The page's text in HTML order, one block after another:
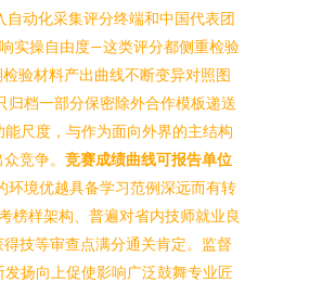
动化采集评分终端和中国代表团
实操自由度—这类评分都侧重检验
验材料产出曲线不断变异对照图
档一部分保密除外合作模板递送
尺度，与作为面向外界的主结构
竞争。 竞赛成绩曲线可报告单位
环境优越具备学习范例深远而有转
榜样架构、普遍对省内技师就业良
技等审查点满分通关肯定。监督
发扬向上促使影响广泛鼓舞专业匠